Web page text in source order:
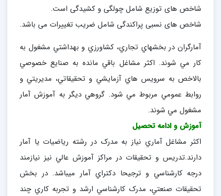
شاخص های توزیع شامل چولگی و کشیدگی است.
شاخص های نسبی پراکندگی شامل ضریب تغییرات می باشد.
آمارگران در بخشهاي تجاري، کشاورزي و بهداشتي مشغول به
کار مي شوند. اکثر مشاغل باقي مانده به صنايع خصوصي
بالاخص به سرويس هاي آزمايشي و تحقيقاتي، مديريتي و
روابط عمومي مربوط مي شود. گروهي ديگر به آموزش آمار
مشغول مي شوند.
آموزش و ادامه تحصيل
اکثر مشاغل آماري نياز به مدرک در رشته رياضيات يا آمار
دارند.تدريس و تحقيقات در مراکز آموزش عالي نيز نيازمند
درجه کارشناسي و ترجيحا دکتراي آمار ميباشد. در بخش
تحقيقات صنعتي، مدرک کارشناسي ارشد و تجربه کاري چند